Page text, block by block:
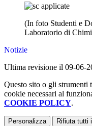
(In foto Studenti e
Laboratorio di
Notizie
Ultima revisione il 09-06-
Questo sito o gli strumenti
cookie necessari al
COOKIE POLICY.
Personalizza Rifiuta tutti